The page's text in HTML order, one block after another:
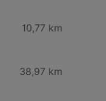
10,77 km
38,97 km